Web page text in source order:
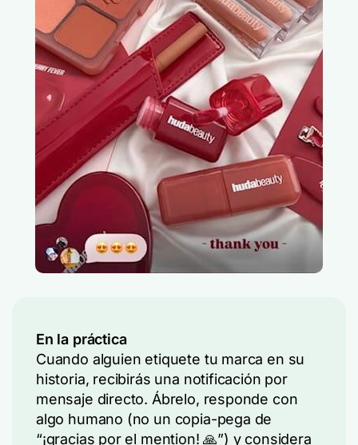
En la práctica
Cuando alguien etiquete tu marca en su
historia, recibirás una notificación por
mensaje directo. Ábrelo, responde con
algo humano (no un copia-pega de
“¡gracias por el mention! 🙏”) y considera